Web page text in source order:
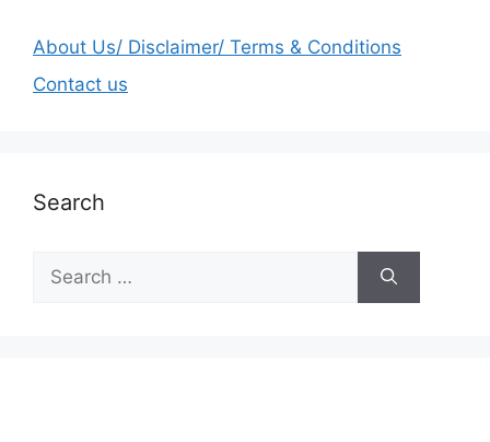
About Us/ Disclaimer/ Terms & Conditions
Contact us
Search